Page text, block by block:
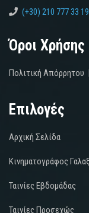
(+30) 210 777 33
Όροι Χρήσης
Πολιτική Απόρρητου |
Επιλογές
Αρχική Σελίδα
Κινηματογράφος
Ταινίες Εβδομάδας
Ταινίες Προσεχώς